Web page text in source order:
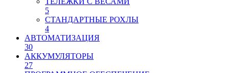
5
СТАНДАРТНЫЕ РОХЛЫ
4
АВТОМАТИЗАЦИЯ
30
АККУМУЛЯТОРЫ
27